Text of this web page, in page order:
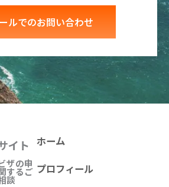
ルでのお問い合わせ
イト
ザの申
するご
談
ホーム
プロフィール